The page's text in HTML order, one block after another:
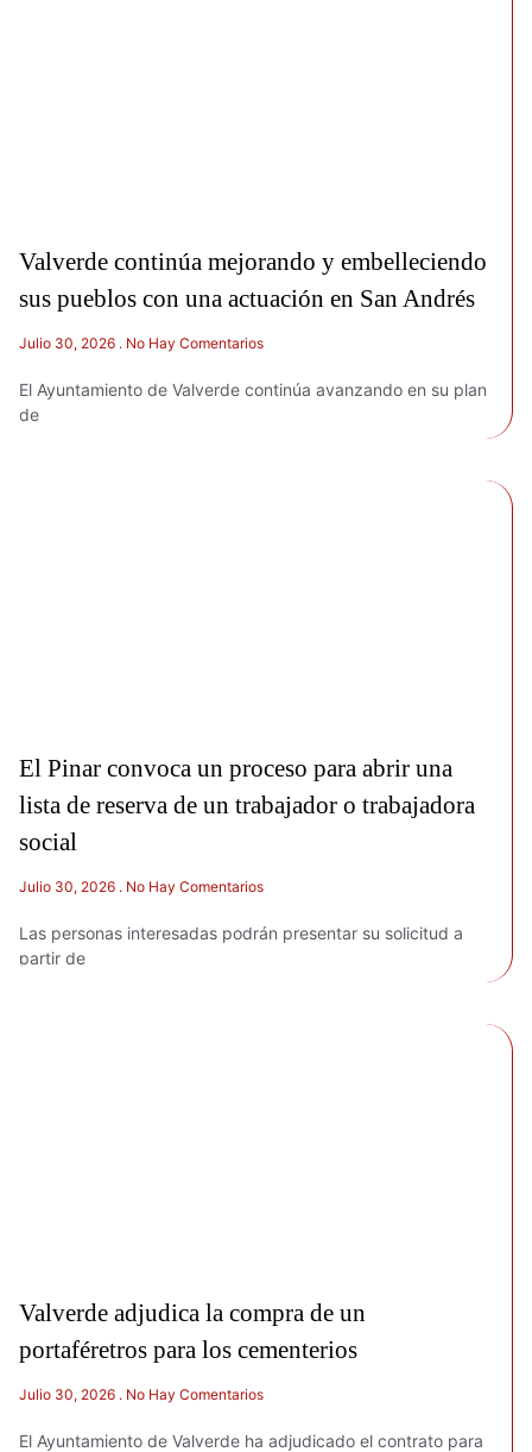
Valverde continúa mejorando y embelleciendo
sus pueblos con una actuación en San Andrés
Julio 30, 2026 No Hay Comentarios
El Ayuntamiento de Valverde continúa avanzando en su plan
de
El Pinar convoca un proceso para abrir una
lista de reserva de un trabajador o trabajadora
social
Julio 30, 2026 No Hay Comentarios
Las personas interesadas podrán presentar su solicitud a
partir de
Valverde adjudica la compra de un
portaféretros para los cementerios
Julio 30, 2026 No Hay Comentarios
El Ayuntamiento de Valverde ha adjudicado el contrato para